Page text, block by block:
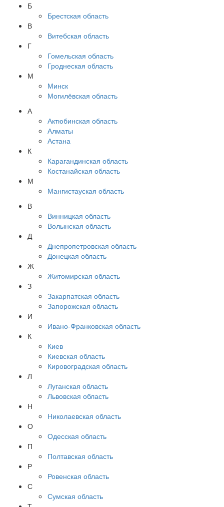
Б
Брестская область
В
Витебская область
Г
Гомельская область
Гроднеская область
М
Минск
Могилёвская область
А
Актюбинская область
Алматы
Астана
К
Карагандинская область
Костанайская область
М
Мангистауская область
В
Винницкая область
Волынская область
Д
Днепропетровская область
Донецкая область
Ж
Житомирская область
З
Закарпатская область
Запорожская область
И
Ивано-Франковская область
К
Киев
Киевская область
Кировоградская область
Л
Луганская область
Львовская область
Н
Николаевская область
О
Одесская область
П
Полтавская область
Р
Ровенская область
С
Сумская область